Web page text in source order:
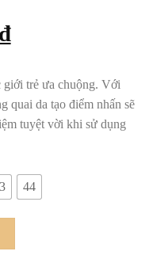
₫
trẻ ưa chuộng. Với
quai da tạo điểm nhấn sẽ
tuyệt vời khi sử dụng
44